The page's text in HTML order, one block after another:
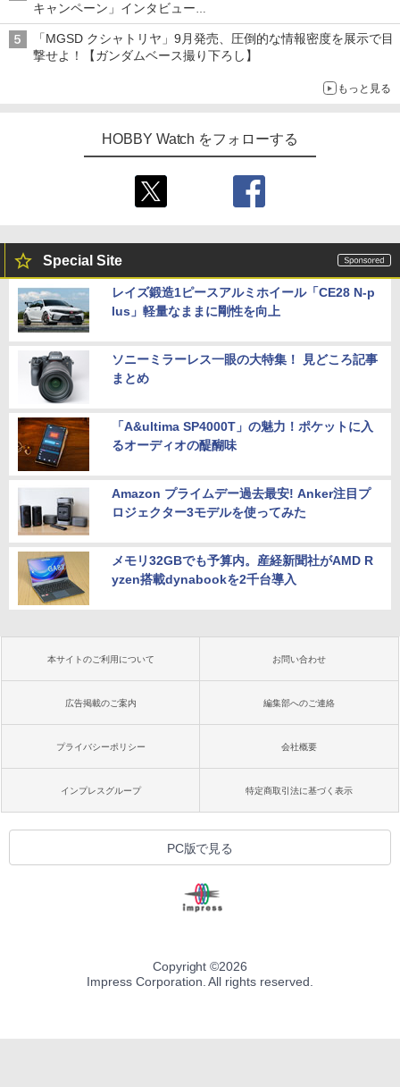
キャンペーン」インタビュー
子どもが楽しめるかっぱ寿司ならではの体験とコラボの楽しさを
追求
「MGSD クシャトリヤ」9月発売、圧倒的な情報密度を展示で目
撃せよ！【ガンダムベース撮り下ろし】
もっと見る
HOBBY Watch をフォローする
Special Site
レイズ鍛造1ピースアルミホイール「CE28 N-p
lus」軽量なままに剛性を向上
ソニーミラーレス一眼の大特集！ 見どころ記事
まとめ
「A&ultima SP4000T」の魅力！ポケットに入
るオーディオの醍醐味
Amazon プライムデー過去最安! Anker注目プ
ロジェクター3モデルを使ってみた
メモリ32GBでも予算内。産経新聞社がAMD R
yzen搭載dynabookを2千台導入
本サイトのご利用について お問い合わせ
広告掲載のご案内 編集部へのご連絡
プライバシーポリシー 会社概要
インプレスグループ 特定商取引法に基づく表示
PC版で見る
Copyright ©2026
Impress Corporation. All rights reserved.